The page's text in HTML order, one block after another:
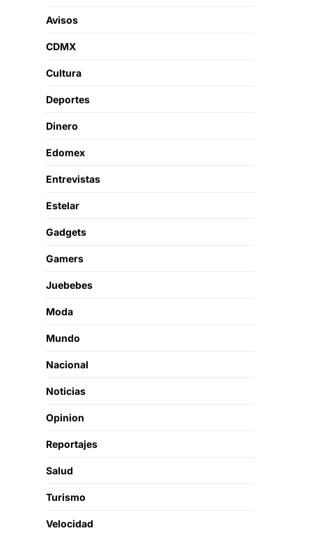
Avisos
CDMX
Cultura
Deportes
Dinero
Edomex
Entrevistas
Estelar
Gadgets
Gamers
Juebebes
Moda
Mundo
Nacional
Noticias
Opinion
Reportajes
Salud
Turismo
Velocidad